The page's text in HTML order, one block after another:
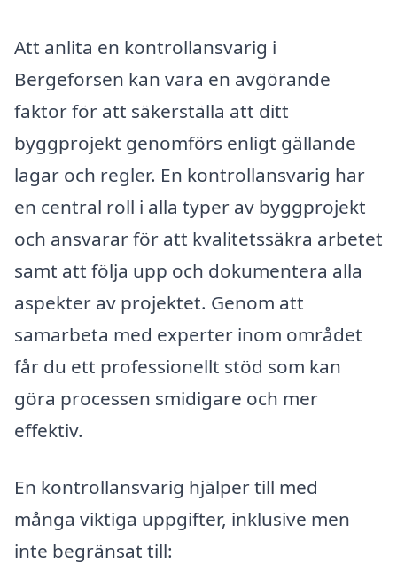
Att anlita en kontrollansvarig i
Bergeforsen kan vara en avgörande
faktor för att säkerställa att ditt
byggprojekt genomförs enligt gällande
lagar och regler. En kontrollansvarig har
en central roll i alla typer av byggprojekt
och ansvarar för att kvalitetssäkra arbetet
samt att följa upp och dokumentera alla
aspekter av projektet. Genom att
samarbeta med experter inom området
får du ett professionellt stöd som kan
göra processen smidigare och mer
effektiv.
En kontrollansvarig hjälper till med
många viktiga uppgifter, inklusive men
inte begränsat till: